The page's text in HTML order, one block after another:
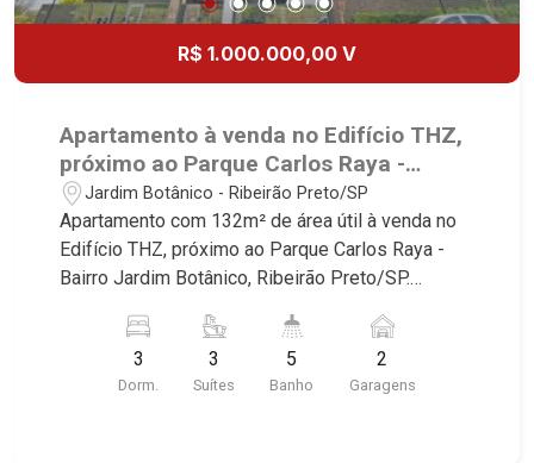
R$ 1.000.000,00 V
Apartamento à venda no Edifício THZ,
próximo ao Parque Carlos Raya -
Ribeirão Preto/SP.
Jardim Botânico - Ribeirão Preto/SP
Apartamento com 132m² de área útil à venda no
Edifício THZ, próximo ao Parque Carlos Raya -
Bairro Jardim Botânico, Ribeirão Preto/SP.
Martinelli Imobiliária selecionou para você: -
132m² de área útil - 3 suítes - Sala 3 ambientes -
Lavabo - Cozinha - Área de serviço - Sacada - 2
3
Dorm.
3
Suítes
5
Banho
2
Garagens